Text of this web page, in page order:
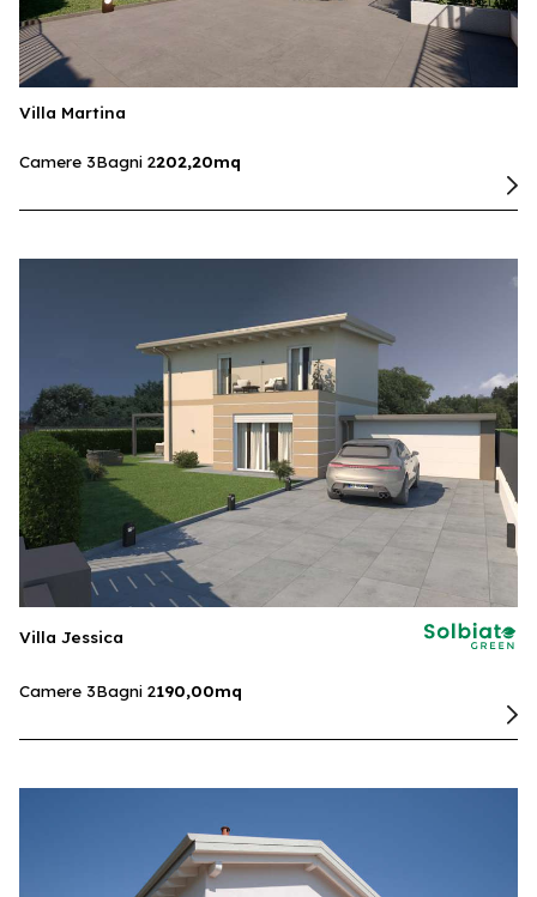
Villa Martina
Camere 3Bagni 2202,20mq
Villa Jessica
Camere 3Bagni 2190,00mq